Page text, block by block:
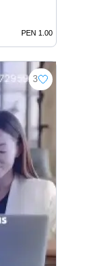
PEN 1.00
3